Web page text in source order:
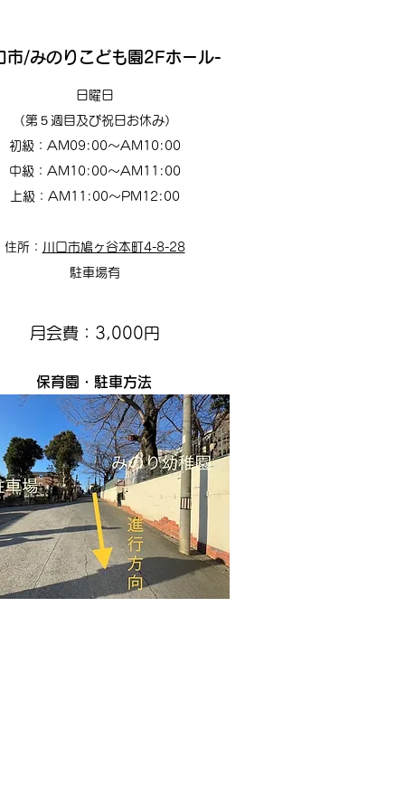
市/みのりこども園2Fホール-
日曜日
（第５週目及び祝日お休み）
初級：AM09:00〜AM10:00​
中級：AM10:00〜AM11 :00​
上級：AM11:00〜PM12:00​
住所： 川口市鳩ヶ谷本町4-8-28
駐車場有
月会費：3,000円
保育園・駐車方法